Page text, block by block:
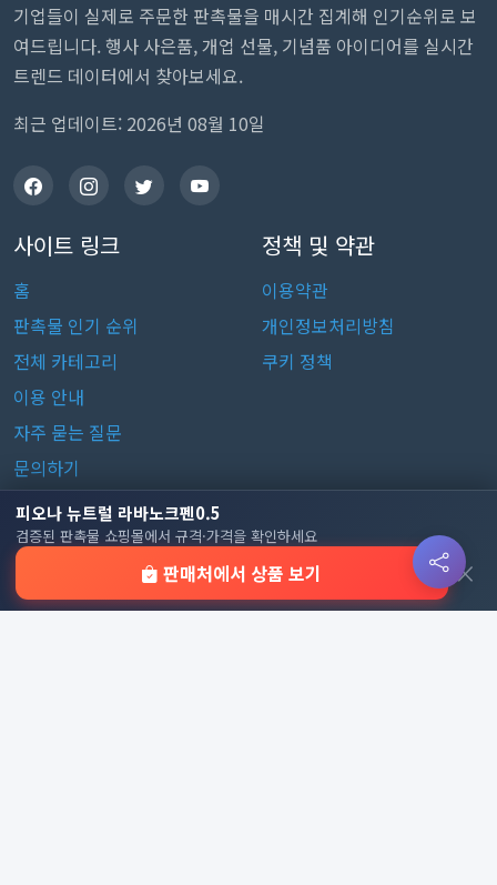
피오나 뉴트럴 라바노크펜0.5
검증된 판촉물 쇼핑몰에서 규격·가격을 확인하세요
판매처에서 상품 보기 ×
기업들이 실제로 주문한 판촉물을 매시간 집계해 인기순위로 보
여드립니다. 행사 사은품, 개업 선물, 기념품 아이디어를 실시간
트렌드 데이터에서 찾아보세요.
최근 업데이트: 2026년 08월 10일
사이트 링크
홈
판촉물 인기 순위
전체 카테고리
이용 안내
자주 묻는 질문
문의하기
정책 및 약관
이용약관
개인정보처리방침
쿠키 정책
판촉물 카테고리
가정/생활용품 감염예방용품 골프선물세트
골프용품
달력/다이어리
레저/운동용품 명품자개상품
문구용품